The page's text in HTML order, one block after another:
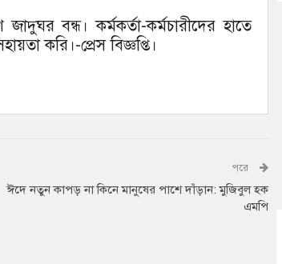
বন্ধ। কর্মকর্তা-কর্মচারীদের হাতে
করি।-প্রেস বিজ্ঞপ্তি।
পরে
ঈদে নতুন কাপড় না কিনে মানুষের পাশে দাঁড়ান: মুজিবুল হক
এমপি